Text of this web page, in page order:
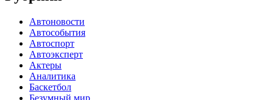
Автоновости
Автособытия
Автоспорт
Автоэксперт
Актеры
Аналитика
Баскетбол
Безумный мир